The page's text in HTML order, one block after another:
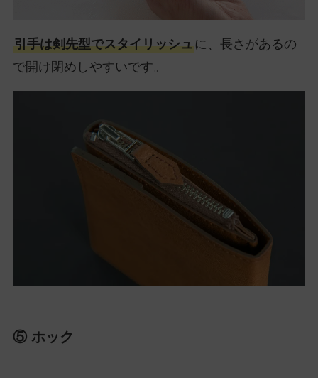
引手は剣先型でスタイリッシュに、長さがあるの
で開け閉めしやすいです。
⑤ ホック